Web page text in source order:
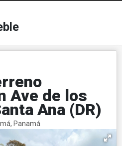
Ave de los
Ana (DR)
Panamá